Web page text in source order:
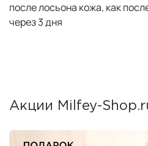
после лосьона кожа, как
через 3 дня
Акции Milfey-